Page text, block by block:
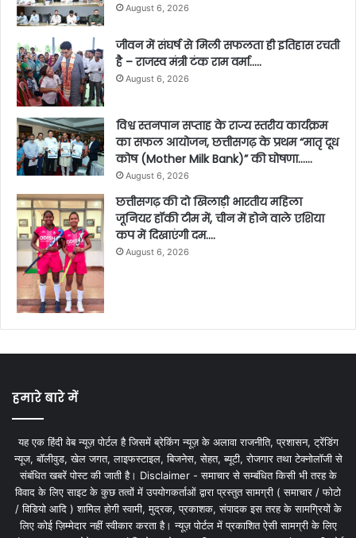
August 6, 2026
जीवन में संघर्ष से मिली सफलता ही इतिहास रचती
है – राजस्व मंत्री टंक राम वर्मा…..
August 6, 2026
विश्व स्तनपान सप्ताह के राज्य स्तरीय कार्यक्रम
का सफल आयोजन, छत्तीसगढ़ के प्रथम “मातृ दूध
कोष (Mother Milk Bank)” की घोषणा……
August 6, 2026
छत्तीसगढ़ की दो खिलाड़ी भारतीय महिला
जूनियर हॉकी टीम में, चीन में होने वाले एशिया
कप में दिखाएंगी दम….
August 6, 2026
हमारे बारे में
यह एक हिंदी वेब न्यूज़ पोर्टल है जिसमें ब्रेकिंग न्यूज़ के अलावा राजनीति, प्रशासन, ट्रेंडिंग
न्यूज, बॉलीवुड, खेल जगत, लाइफस्टाइल, बिजनेस, सेहत, ब्यूटी, रोजगार तथा टेक्नोलॉजी से
संबंधित खबरें पोस्ट की जाती है। Disclaimer - समाचार से सम्बंधित किसी भी तरह के
विवाद के लिए साइट के कुछ तत्वों में उपयोगकर्ताओं द्वारा प्रस्तुत सामग्री ( समाचार / फोटो
/ विडियो आदि ) शामिल होगी स्वामी, मुद्रक, प्रकाशक, संपादक इस तरह के सामग्रियों के
लिए कोई ज़िम्मेदार नहीं स्वीकार करता है। न्यूज़ पोर्टल में प्रकाशित ऐसी सामग्री के लिए